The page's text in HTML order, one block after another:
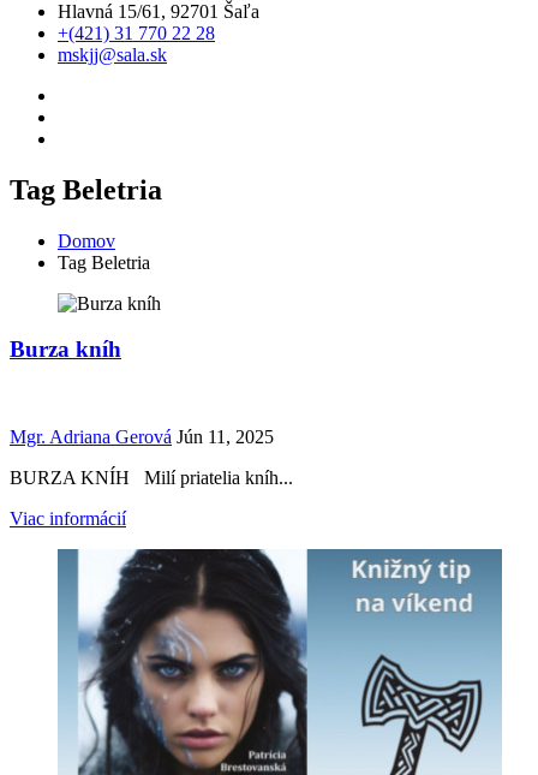
Hlavná 15/61, 92701 Šaľa
+(421) 31 770 22 28
mskjj@sala.sk
Tag Beletria
Domov
Tag Beletria
Burza kníh
Mgr. Adriana Gerová Jún 11, 2025
BURZA KNÍH Milí priatelia kníh...
Viac informácií